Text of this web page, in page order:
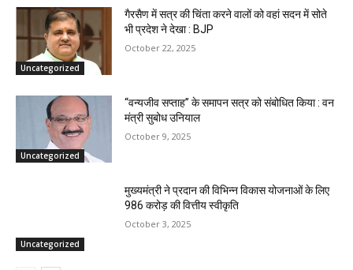
Uncategorized
गैरसैण में सत्र की चिंता करने वालों को वहां सदन में सोते
भी प्रदेश ने देखा : BJP
October 22, 2025
Uncategorized
“वन्यजीव सप्ताह” के समापन सत्र को संबोधित किया : वन
मंत्री सुबोध उनियाल
October 9, 2025
Uncategorized
मुख्यमंत्री ने प्रदान की विभिन्न विकास योजनाओं के लिए
986 करोड़ की वित्तीय स्वीकृति
October 3, 2025